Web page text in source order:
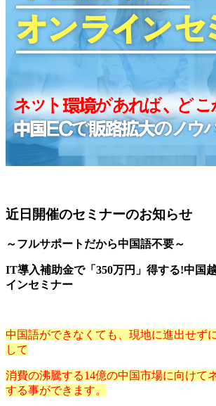
近日開催のセミナーのお知らせ
～フルサポートだから中国語不要～
IT導入補助金で「350万円」得する!中国
インセミナー
中国語ができなくても、現地に進出せず
して
消費の沸騰する14億の中国市場に向けて
する事ができます。